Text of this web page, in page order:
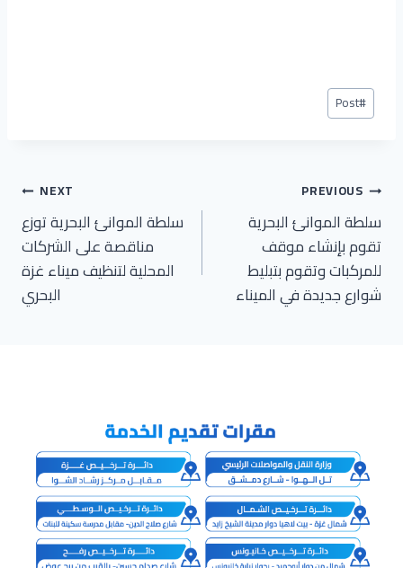
Post
Tags:
#
Post
تصفّح
المقالات
PREVIOUS
سلطة الموانئ البحرية
تقوم بإنشاء موقف
للمركبات وتقوم بتبليط
شوارع جديدة في الميناء
NEXT
سلطة الموانئ البحرية توزع
مناقصة على الشركات
المحلية لتنظيف ميناء غزة
البحري